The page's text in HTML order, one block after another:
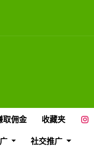
取佣金 收藏夹
社交推广